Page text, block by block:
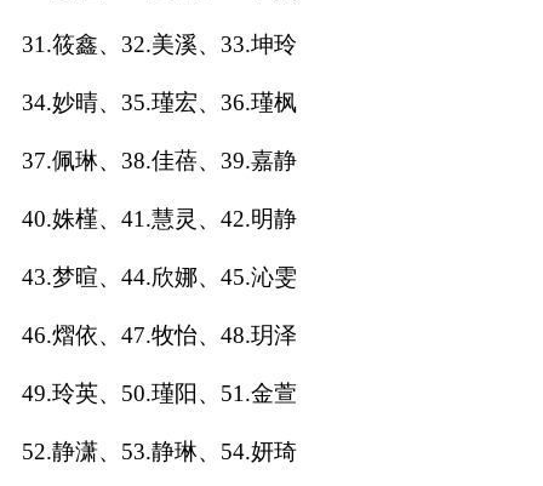
蛇年起名
龙年起名
兔年起名
取
名
字
31.筱鑫、32.美溪、33.坤玲
34.妙晴、35.瑾宏、36.瑾枫
37.佩琳、38.佳蓓、39.嘉静
40.姝槿、41.慧灵、42.明静
43.梦暄、44.欣娜、45.沁雯
46.熠依、47.牧怡、48.玥泽
49.玲英、50.瑾阳、51.金萱
52.静潇、53.静琳、54.妍琦